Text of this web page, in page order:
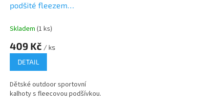
podšité fleezem
PD1075-03, růžová
Skladem (1 ks)
409 Kč / ks
DETAIL
Dětské outdoor sportovní
kalhoty s fleecovou podšívkou.